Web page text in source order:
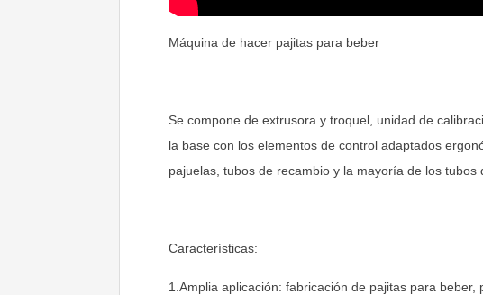
Máquina de hacer pajitas para beber
Se compone de extrusora y troquel, unidad de
la base con los elementos de control adaptados
pajuelas, tubos de recambio y la mayoría de los
Características:
1.Amplia aplicación: fabricación de pajitas para